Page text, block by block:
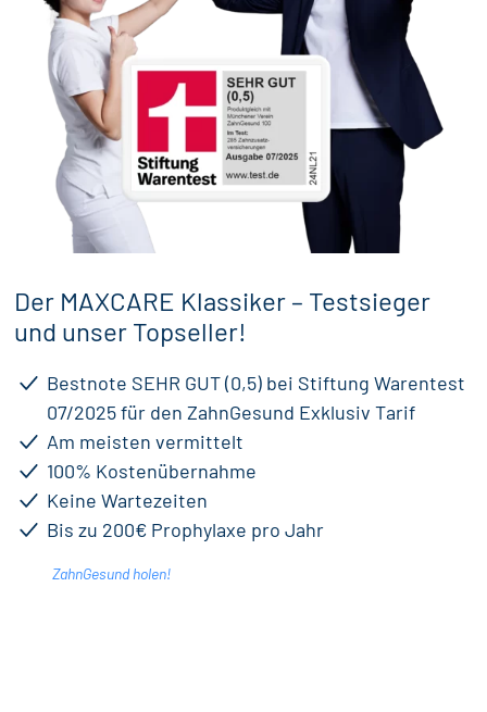
Der MAXCARE Klassiker – Testsieger
und unser Topseller!
Bestnote SEHR GUT (0,5) bei Stiftung Warentest
07/2025 für den ZahnGesund Exklusiv Tarif
Am meisten vermittelt
100% Kostenübernahme
Keine Wartezeiten
Bis zu 200€ Prophylaxe pro Jahr
ZahnGesund holen!